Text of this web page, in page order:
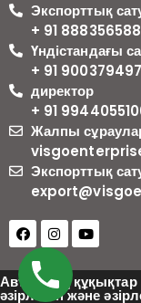
Экспорттық
+ 91
Үндістандағы
+ 91
директор
+ 91
Жалпы
Экспорттық
Авторлық
әзірлеген және